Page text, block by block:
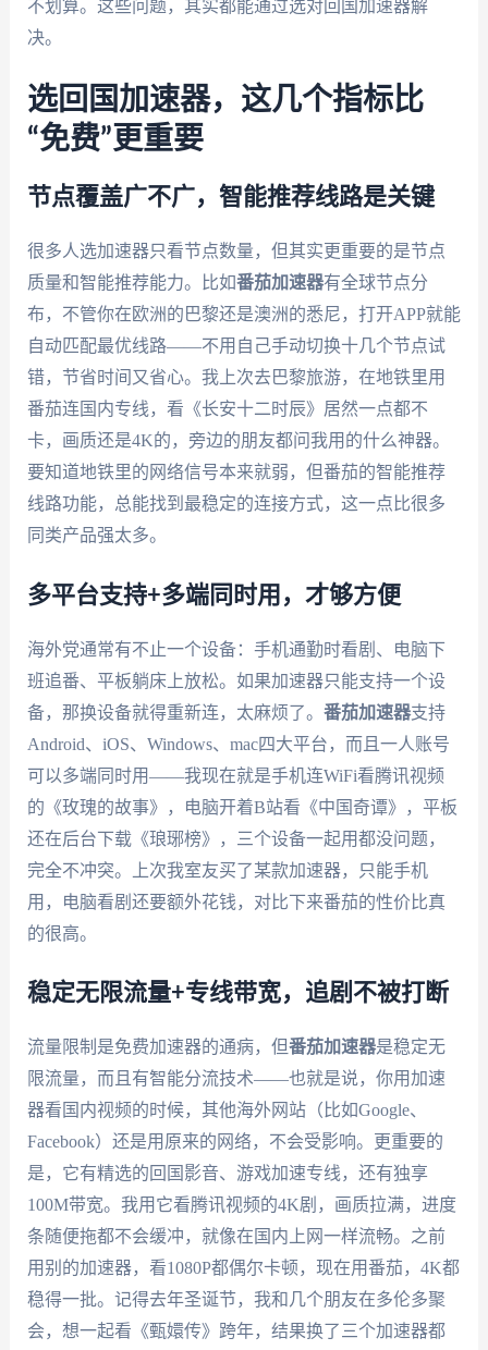
不划算。这些问题，其实都能通过选对回国加速器解
决。
选回国加速器，这几个指标比
“免费”更重要
节点覆盖广不广，智能推荐线路是关键
很多人选加速器只看节点数量，但其实更重要的是节点
质量和智能推荐能力。比如番茄加速器有全球节点分
布，不管你在欧洲的巴黎还是澳洲的悉尼，打开APP就能
自动匹配最优线路——不用自己手动切换十几个节点试
错，节省时间又省心。我上次去巴黎旅游，在地铁里用
番茄连国内专线，看《长安十二时辰》居然一点都不
卡，画质还是4K的，旁边的朋友都问我用的什么神器。
要知道地铁里的网络信号本来就弱，但番茄的智能推荐
线路功能，总能找到最稳定的连接方式，这一点比很多
同类产品强太多。
多平台支持+多端同时用，才够方便
海外党通常有不止一个设备：手机通勤时看剧、电脑下
班追番、平板躺床上放松。如果加速器只能支持一个设
备，那换设备就得重新连，太麻烦了。 番茄加速器支持
Android、iOS、Windows、mac四大平台，而且一人账号
可以多端同时用——我现在就是手机连WiFi看腾讯视频
的《玫瑰的故事》，电脑开着B站看《中国奇谭》，平板
还在后台下载《琅琊榜》，三个设备一起用都没问题，
完全不冲突。上次我室友买了某款加速器，只能手机
用，电脑看剧还要额外花钱，对比下来番茄的性价比真
的很高。
稳定无限流量+专线带宽，追剧不被打断
流量限制是免费加速器的通病，但番茄加速器是稳定无
限流量，而且有智能分流技术——也就是说，你用加速
器看国内视频的时候，其他海外网站（比如Google、
Facebook）还是用原来的网络，不会受影响。更重要的
是，它有精选的回国影音、游戏加速专线，还有独享
100M带宽。我用它看腾讯视频的4K剧，画质拉满，进度
条随便拖都不会缓冲，就像在国内上网一样流畅。之前
用别的加速器，看1080P都偶尔卡顿，现在用番茄，4K都
稳得一批。记得去年圣诞节，我和几个朋友在多伦多聚
会，想一起看《甄嬛传》跨年，结果换了三个加速器都